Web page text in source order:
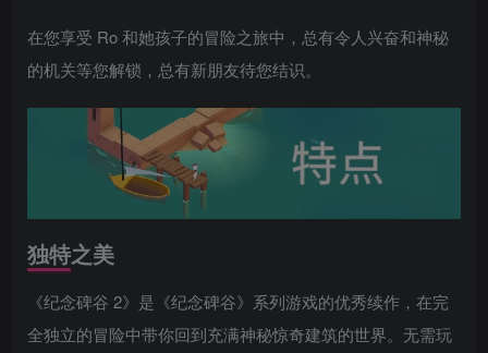
在您享受 Ro 和她孩子的冒险之旅中，总有令人兴奋和神秘
的机关等您解锁，总有新朋友待您结识。
独特之美
《纪念碑谷 2》是《纪念碑谷》系列游戏的优秀续作，在完
全独立的冒险中带你回到充满神秘惊奇建筑的世界。无需玩